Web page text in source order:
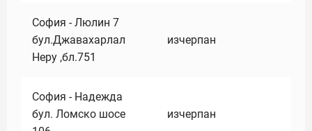
София - Люлин 7
бул.Джавахарлал
Неру ,бл.751
изчерпан
София - Надежда
бул. Ломско шосе
изчерпан